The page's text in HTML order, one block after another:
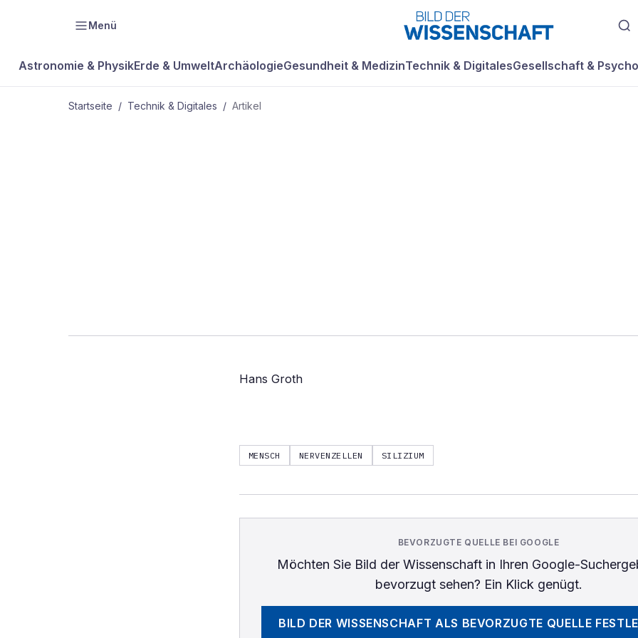
Menü
Astronomie & PhysikErde & UmweltArchäologieGesundheit & MedizinTechnik & DigitalesGesellschaft &
Startseite / Technik & Digitales / Artikel
Hans Groth
MENSCH NERVENZELLEN SILIZIUM
BEVORZUGTE QUELLE BEI GOOGLE
Möchten Sie Bild der Wissenschaftin Ihren Google-
bevorzugt sehen? Ein Klick genügt.
BILD DER WISSENSCHAFT ALS BEVORZUGTE QUELLE